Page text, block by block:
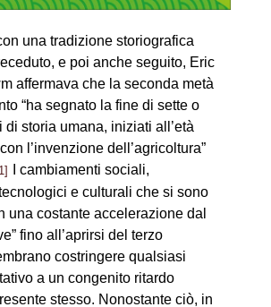
una tradizione storiografica
e poi anche seguito, Eric
affermava che la seconda metà
“ha segnato la fine di sette o
di storia umana, iniziati all’età
l’invenzione dell’agricoltura”
1
I cambiamenti sociali,
e culturali che si sono
una costante accelerazione dal
fino all’aprirsi del terzo
costringere qualsiasi
a un congenito ritardo
stesso. Nonostante ciò, in